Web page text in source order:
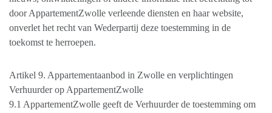
door AppartementZwolle verleende diensten en haar website,
onverlet het recht van Wederpartij deze toestemming in de
toekomst te herroepen.
Artikel 9. Appartementaanbod in Zwolle en verplichtingen
Verhuurder op AppartementZwolle
9.1 AppartementZwolle geeft de Verhuurder de toestemming om